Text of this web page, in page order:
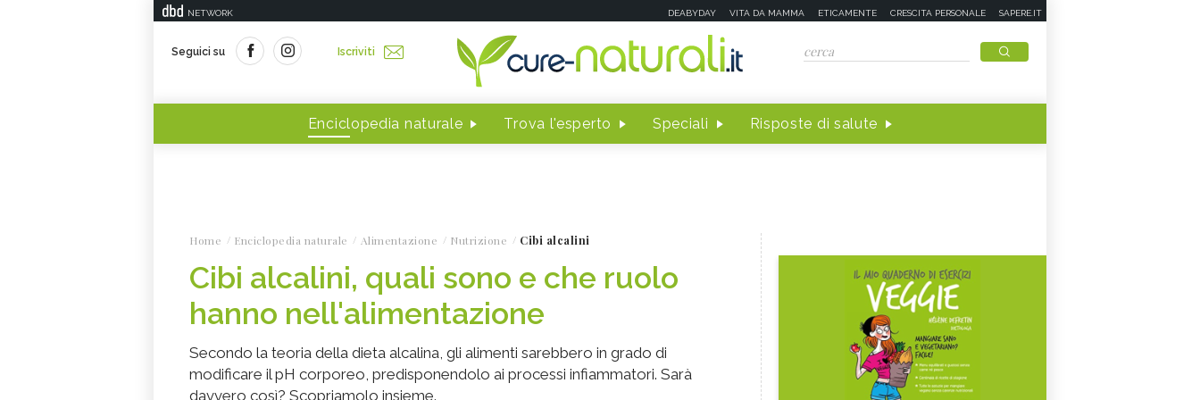
NETWORK DEABYDAY VITA DA MAMMA ETICAMENTE CRESCITA PERSONALE SAPERE.IT
Seguici su Iscriviti
Enciclopedia naturale Trova l'esperto Speciali Risposte di salute
Home Enciclopedia naturale Alimentazione Nutrizione Cibi alcalini
Cibi alcalini, quali sono e che ruolo
hanno nell'alimentazione
Secondo la teoria della dieta alcalina, gli alimenti sarebbero in grado di
modificare il pH corporeo, predisponendolo ai processi infiammatori. Sarà
davvero così? Scopriamolo insieme.